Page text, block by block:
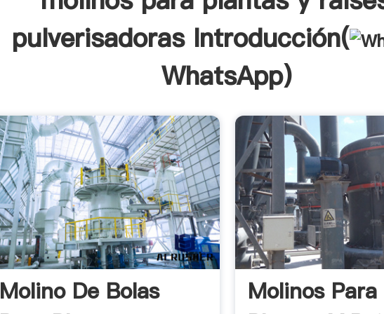
pulverisadoras Introducción(
WhatsApp)
Molino De Bolas
Molinos Para